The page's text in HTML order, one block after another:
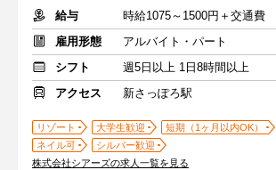
給与
時給1075～1500円＋交通費
雇用形態
アルバイト・パート
シフト
週5日以上 1日8時間以上
アクセス
新さっぽろ駅
リゾート 大学生歓迎
短期（1ヶ月以内OK）
ネイル可
シルバー歓迎
株式会社シアーズの求人一覧を見る